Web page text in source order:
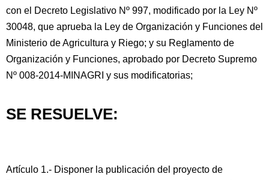
con el Decreto Legislativo Nº 997, modificado por la Ley Nº
30048, que aprueba la Ley de Organización y Funciones del
Ministerio de Agricultura y Riego; y su Reglamento de
Organización y Funciones, aprobado por Decreto Supremo
Nº 008-2014-MINAGRI y sus modificatorias;
SE RESUELVE:
Artículo 1.- Disponer la publicación del proyecto de